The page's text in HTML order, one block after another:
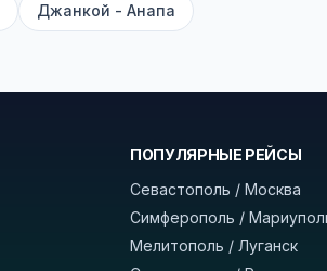
Джанкой - Анапа
ПОПУЛЯРНЫЕ РЕЙСЫ
Севастополь / Москва
Симферополь /
Мелитополь / Луганск